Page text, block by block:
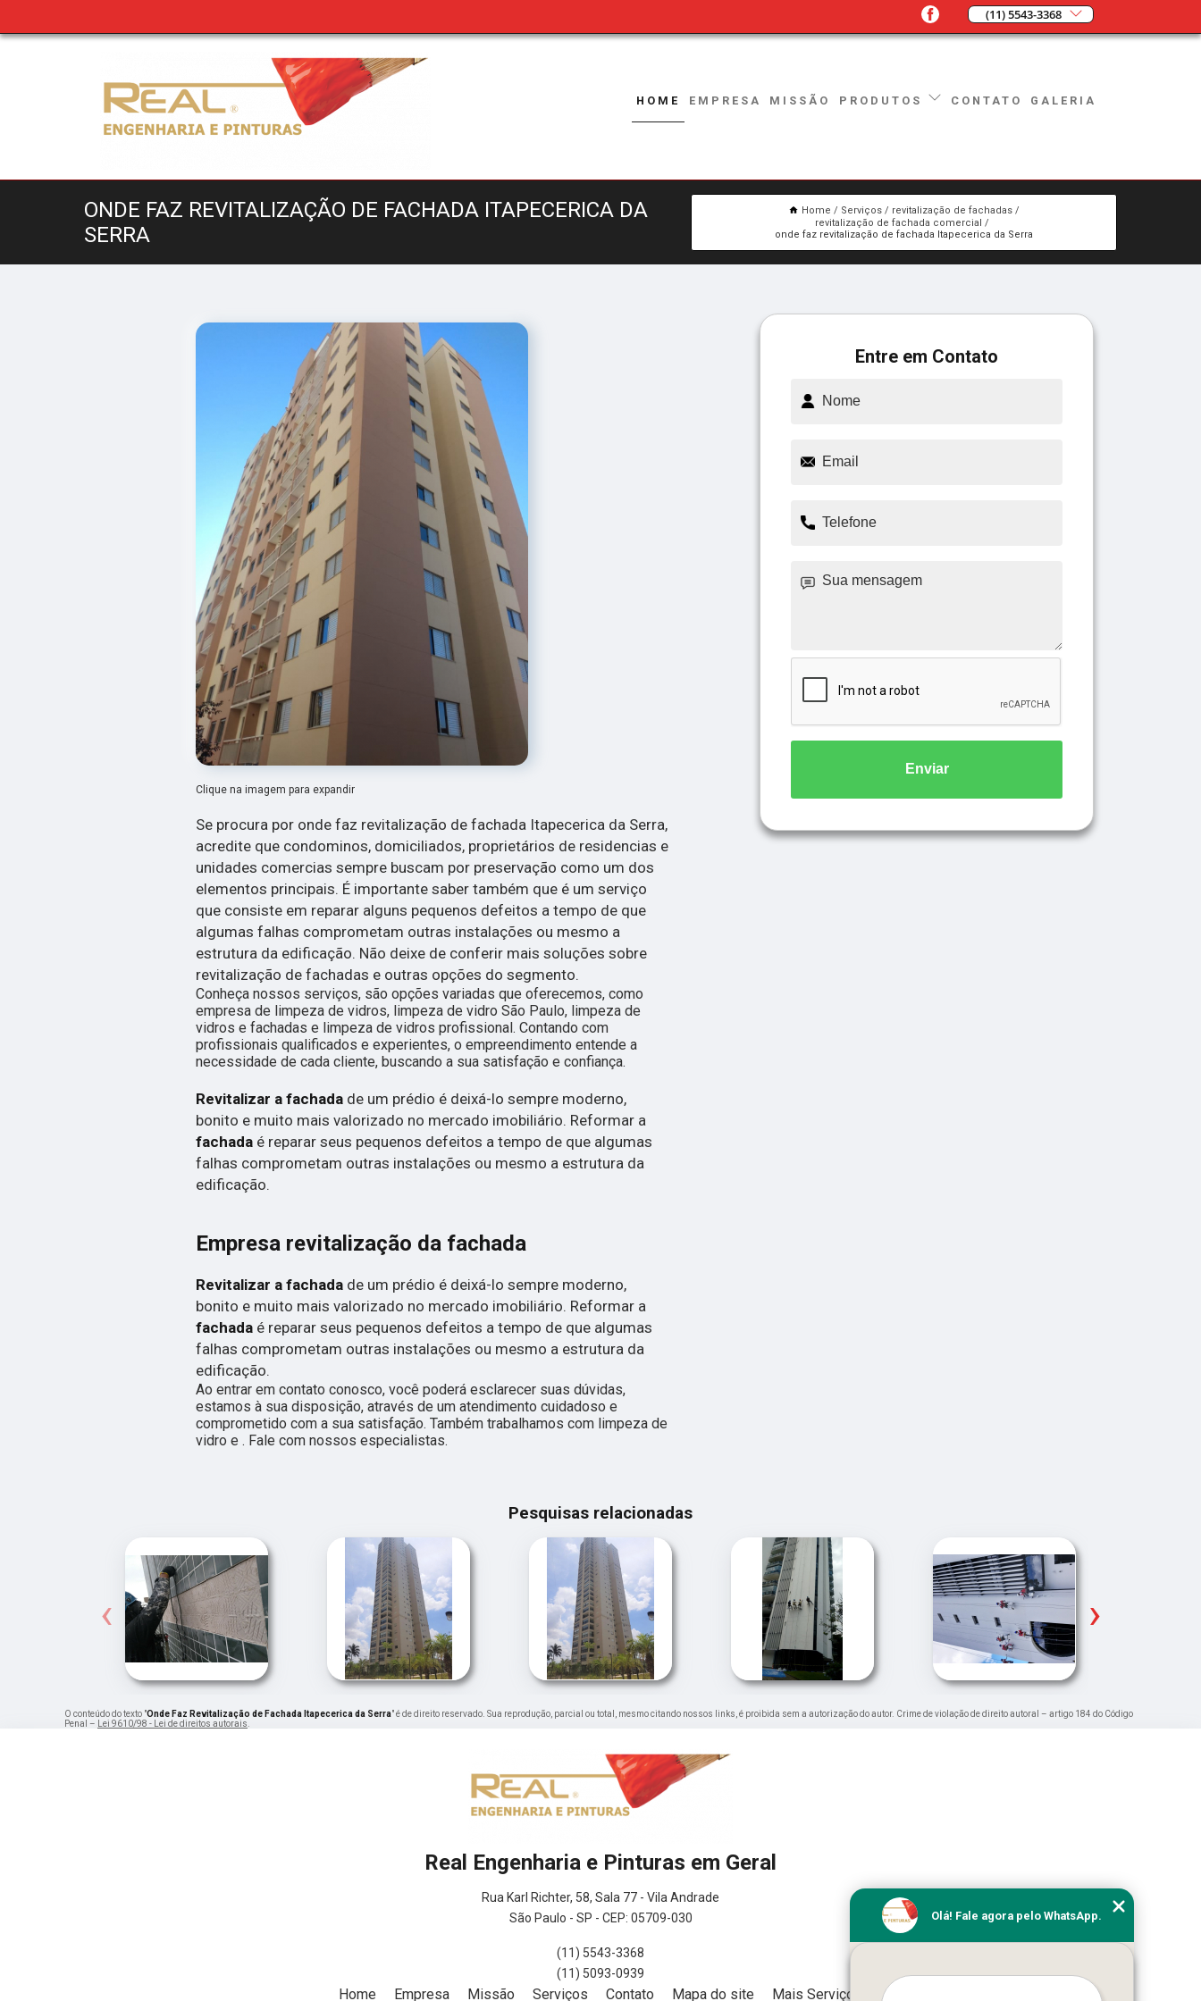
(11) 5543-3368
HOME EMPRESA MISSÃO PRODUTOS CONTATO GALERIA
ONDE FAZ REVITALIZAÇÃO DE FACHADA ITAPECERICA DA
SERRA
Home Serviços
revitalização de fachadas
revitalização de fachada comercial
onde faz revitalização de fachada Itapecerica da Serra
Clique na imagem para expandir
Se procura por onde faz revitalização de fachada Itapecerica da Serra,
acredite que condominos, domiciliados, proprietários de residencias e
unidades comercias sempre buscam por preservação como um dos
elementos principais. É importante saber também que é um serviço
que consiste em reparar alguns pequenos defeitos a tempo de que
algumas falhas comprometam outras instalações ou mesmo a
estrutura da edificação. Não deixe de conferir mais soluções sobre
revitalização de fachadas e outras opções do segmento.
Conheça nossos serviços, são opções variadas que oferecemos, como
empresa de limpeza de vidros, limpeza de vidro São Paulo, limpeza de
vidros e fachadas e limpeza de vidros profissional. Contando com
profissionais qualificados e experientes, o empreendimento entende a
necessidade de cada cliente, buscando a sua satisfação e confiança.
Revitalizar a fachada de um prédio é deixá-lo sempre moderno,
bonito e muito mais valorizado no mercado imobiliário. Reformar a
fachada é reparar seus pequenos defeitos a tempo de que algumas
falhas comprometam outras instalações ou mesmo a estrutura da
edificação.
Empresa revitalização da fachada
Revitalizar a fachada de um prédio é deixá-lo sempre moderno,
bonito e muito mais valorizado no mercado imobiliário. Reformar a
fachada é reparar seus pequenos defeitos a tempo de que algumas
falhas comprometam outras instalações ou mesmo a estrutura da
edificação.
Ao entrar em contato conosco, você poderá esclarecer suas dúvidas,
estamos à sua disposição, através de um atendimento cuidadoso e
comprometido com a sua satisfação. Também trabalhamos com limpeza de
vidro e . Fale com nossos especialistas.
Entre em Contato
Enviar
Pesquisas relacionadas
‹ ›
O conteúdo do texto "Onde Faz Revitalização de Fachada Itapecerica da Serra" é de direito reservado. Sua reprodução, parcial ou total, mesmo citando nossos links, é proibida sem a autorização do autor. Crime de violação de direito autoral – artigo 184 do Código
Penal – Lei 9610/98 - Lei de direitos autorais.
Real Engenharia e Pinturas em Geral
Rua Karl Richter, 58, Sala 77 - Vila Andrade
São Paulo - SP - CEP: 05709-030
(11) 5543-3368
(11) 5093-0939
Home Empresa Missão Serviços Contato Mapa do site Mais Serviços
Olá! Fale agora pelo WhatsApp.